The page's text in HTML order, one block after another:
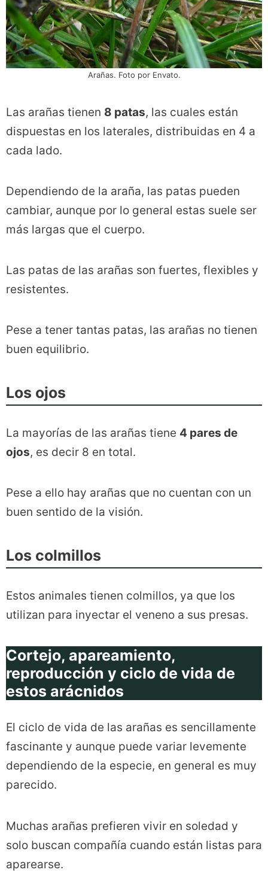
Arañas. Foto por Envato.
Las arañas tienen 8 patas, las cuales están
dispuestas en los laterales, distribuidas en 4 a
cada lado.
Dependiendo de la araña, las patas pueden
cambiar, aunque por lo general estas suele ser
más largas que el cuerpo.
Las patas de las arañas son fuertes, flexibles y
resistentes.
Pese a tener tantas patas, las arañas no tienen
buen equilibrio.
Los ojos
La mayorías de las arañas tiene 4 pares de
ojos, es decir 8 en total.
Pese a ello hay arañas que no cuentan con un
buen sentido de la visión.
Los colmillos
Estos animales tienen colmillos, ya que los
utilizan para inyectar el veneno a sus presas.
Cortejo, apareamiento,
reproducción y ciclo de vida de
estos arácnidos
El ciclo de vida de las arañas es sencillamente
fascinante y aunque puede variar levemente
dependiendo de la especie, en general es muy
parecido.
Muchas arañas prefieren vivir en soledad y
solo buscan compañía cuando están listas para
aparearse.